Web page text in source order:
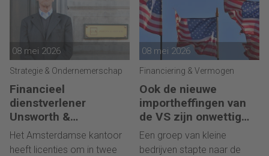
08 mei 2026
Strategie & Ondernemerschap
Financieel
dienstverlener
Unsworth &
Associates in
Luxemburgse handen
Het Amsterdamse kantoor
heeft licenties om in twee
08 mei 2026
Financiering & Vermogen
Ook de nieuwe
importheffingen van
de VS zijn onwettig
verklaard
Een groep van kleine
bedrijven stapte naar de